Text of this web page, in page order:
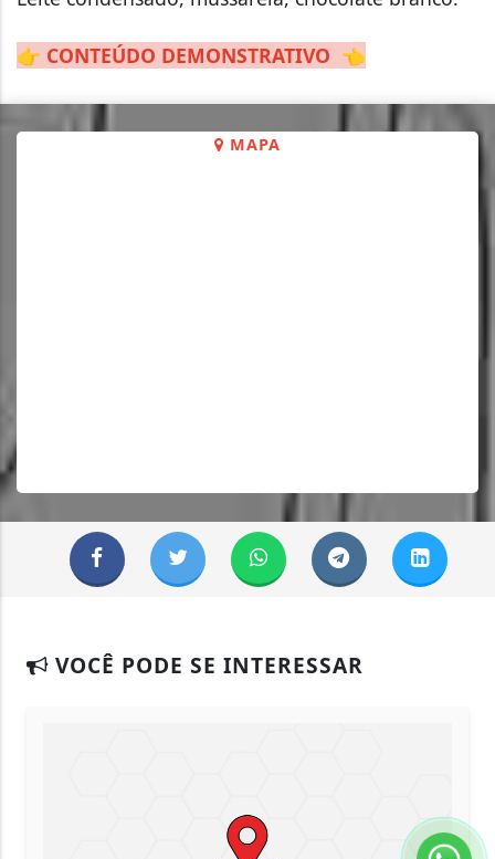
👉 CONTEÚDO DEMONSTRATIVO 👈
MAPA
VOCÊ PODE SE INTERESSAR